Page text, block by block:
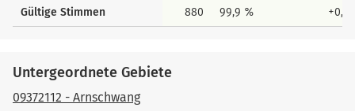
Gültige Stimmen 880 99,9 % +0,0
Untergeordnete Gebiete
09372112 - Arnschwang